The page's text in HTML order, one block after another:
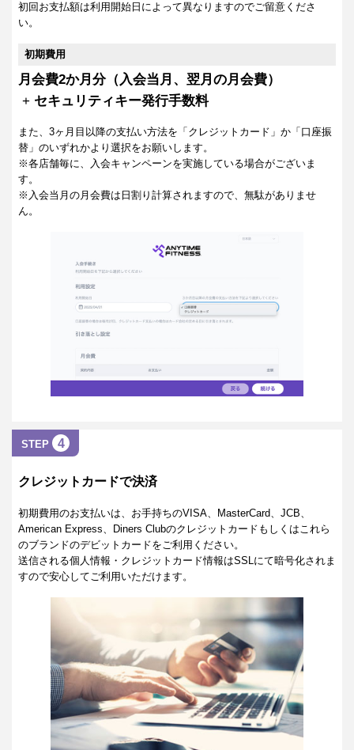
初回お支払額は利用開始日によって異なりますのでご留意くださ
い。
初期費用
月会費2か月分（入会当月、翌月の月会費）
+ セキュリティキー発行手数料
また、3ヶ月目以降の支払い方法を「クレジットカード」か「口座振
替」のいずれかより選択をお願いします。
※各店舗毎に、入会キャンペーンを実施している場合がございま
す。
※入会当月の月会費は日割り計算されますので、無駄がありませ
ん。
STEP 4
クレジットカードで決済
初期費用のお支払いは、お手持ちのVISA、MasterCard、JCB、
American Express、Diners Clubのクレジットカードもしくはこれら
のブランドのデビットカードをご利用ください。
送信される個人情報・クレジットカード情報はSSLにて暗号化されま
すので安心してご利用いただけます。